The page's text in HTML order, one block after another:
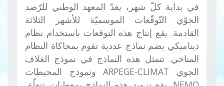
في بداية كلّ شهر، يعدّ المعهد الوطني للرّصد
الجوّي التّوقّعات الموسميّة للأشهر الثلاثة
القادمة. يقع إنتاج هذه التوقعات باستخدام نظام
ديناميكي يضم نماذج عددية تقوم بمحاكاة النظام
المناخي. تتمثل هذه النماذج في نموذج الغلاف
الجوي ARPEGE-CLIMAT ونموذج المحيطات